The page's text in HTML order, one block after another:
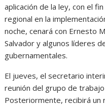
aplicación de la ley, con el
regional en la
noche, cenará con Ernesto
Salvador y algunos líderes
gubernamentales.
El jueves, el secretario
reunión del grupo de
Posteriormente, recibirá